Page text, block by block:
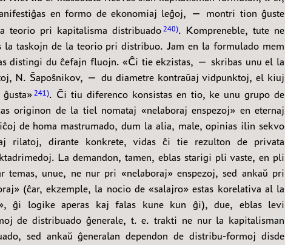
en formo de ekonomiaj leĝoj, — montri tion ĝuste
teorio pri kapitalisma distribuado 240 . Kompreneble, tute ne
la taskojn de la teorio pri distribuo. Jam en la formulado mem
distingi du ĉefajn fluojn. «Ĉi tie ekzistas, — skribas unu el la
N. Ŝapoŝnikov, — du diametre kontraŭaj vidpunktoj, el kiuj
241 . Ĉi tiu diferenco konsistas en tio, ke unu grupo de
originon de la tiel nomataj «nelaboraj enspezoj» en eternaj
de homa mastrumado, dum la alia, male, opinias ilin sekvo
rilatoj, dirante konkrete, vidas ĉi tie rezulton de privata
La demandon, tamen, eblas starigi pli vaste, en pli
temas, unue, ne nur pri «nelaboraj» enspezoj, sed ankaŭ pri
(ĉar, ekzemple, la nocio de «salajro» estas korelativa al la
ĝi logike aperas kaj falas kune kun ĝi), due, eblas levi
de distribuado ĝenerale, t. e. trakti ne nur la kapitalisman
sed ankaŭ ĝeneralan dependon de distribu-formoj disde